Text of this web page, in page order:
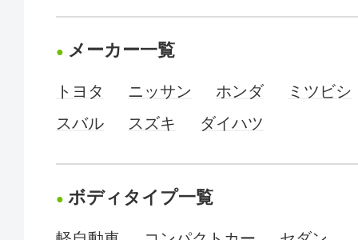
メーカー一覧
トヨタ ニッサン ホンダ
ミツビシ
スバル
スズキ ダイハツ
ボディタイプ一覧